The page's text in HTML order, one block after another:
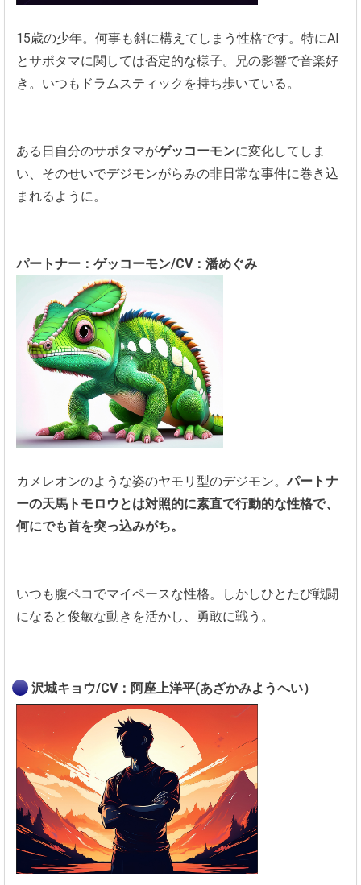
15歳の少年。何事も斜に構えてしまう性格です。特にAI
とサポタマに関しては否定的な様子。兄の影響で音楽好
き。いつもドラムスティックを持ち歩いている。
ある日自分のサポタマがゲッコーモンに変化してしま
い、そのせいでデジモンがらみの非日常な事件に巻き込
まれるように。
パートナー：ゲッコーモン/CV：潘めぐみ
カメレオンのような姿のヤモリ型のデジモン。 パートナ
ーの天馬トモロウとは対照的に素直で行動的な性格で、
何にでも首を突っ込みがち。
いつも腹ペコでマイペースな性格。しかしひとたび戦闘
になると俊敏な動きを活かし、勇敢に戦う。
沢城キョウ/CV：阿座上洋平(あざかみようへい）